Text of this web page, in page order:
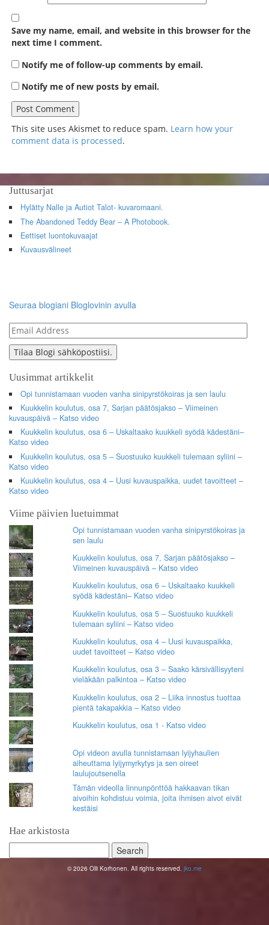
Save my name, email, and website in this browser for the
next time I comment.
Notify me of follow-up comments by email.
Notify me of new posts by email.
This site uses Akismet to reduce spam. Learn how your
comment data is processed.
Juttusarjat
Hylätty Nalle ja Autiot Talot- kuvaromaani.
The Abandoned Teddy Bear – A Photobook.
Eettiset luontokuvaajat
Kuvausvälineet
Seuraa blogiani Bloglovinin avulla
Email
Address
Tilaa Blogi sähköpostiisi.
Uusimmat artikkelit
Opi tunnistamaan vuoden vanha sinipyrstökoiras ja sen laulu
Kuukkelin koulutus, osa 7, Sarjan päätösjakso – Viimeinen
kuvauspäivä – Katso video
Kuukkelin koulutus, osa 6 – Uskaltaako kuukkeli syödä kädestäni–
Katso video
Kuukkelin koulutus, osa 5 – Suostuuko kuukkeli tulemaan syliini –
Katso video
Kuukkelin koulutus, osa 4 – Uusi kuvauspaikka, uudet tavoitteet –
Katso video
Viime päivien luetuimmat
Opi tunnistamaan vuoden vanha sinipyrstökoiras ja
sen laulu
Kuukkelin koulutus, osa 7, Sarjan päätösjakso –
Viimeinen kuvauspäivä – Katso video
Kuukkelin koulutus, osa 6 – Uskaltaako kuukkeli
syödä kädestäni– Katso video
Kuukkelin koulutus, osa 5 – Suostuuko kuukkeli
tulemaan syliini – Katso video
Kuukkelin koulutus, osa 4 – Uusi kuvauspaikka,
uudet tavoitteet – Katso video
Kuukkelin koulutus, osa 3 – Saako kärsivällisyyteni
vieläkään palkintoa – Katso video
Kuukkelin koulutus, osa 2 – Liika innostus tuottaa
pientä takapakkia – Katso video
Kuukkelin koulutus, osa 1 - Katso video
Opi videon avulla tunnistamaan lyijyhaulien
aiheuttama lyijymyrkytys ja sen oireet
laulujoutsenella
Tämän videolla linnunpönttöä hakkaavan tikan
aivoihin kohdistuu voimia, joita ihmisen aivot eivät
kestäisi
Hae arkistosta
for:
© 2026 Olli Korhonen. All rights reserved. jko.me